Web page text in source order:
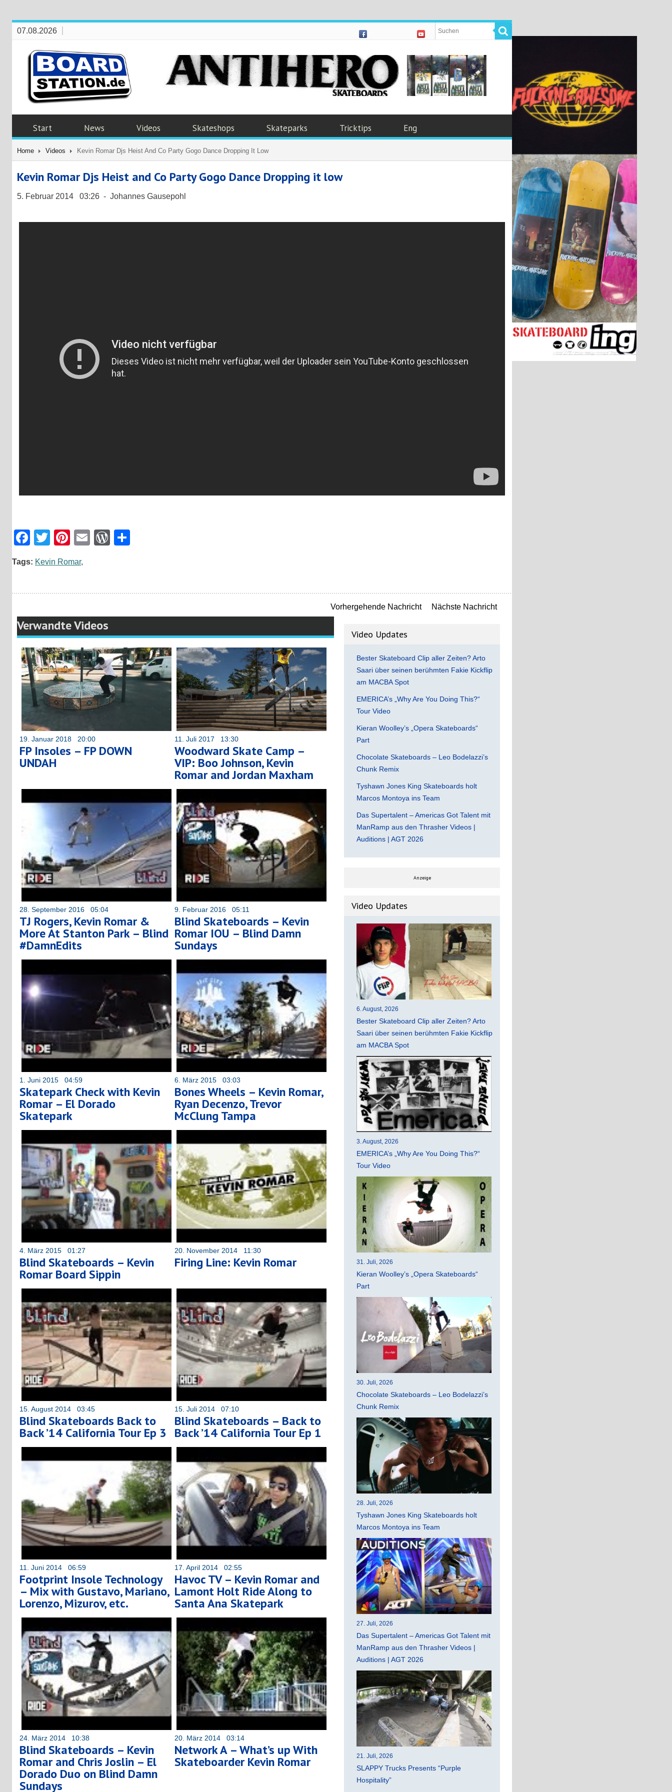
07.08.2026
Start News Videos Skateshops Skateparks Tricktips Eng
Home Videos Kevin Romar Djs Heist And Co Party Gogo Dance Dropping It Low
Kevin Romar Djs Heist and Co Party Gogo Dance Dropping it low
5. Februar 2014 03:26 - Johannes Gausepohl
Facebook
Twitter
Pinterest
EmailWordPress
Tags: Kevin Romar,
Vorhergehende Nachricht Nächste Nachricht
Verwandte Videos
19. Januar 2018 20:00
FP Insoles – FP DOWN
UNDAH
11. Juli 2017 13:30
Woodward Skate Camp –
VIP: Boo Johnson, Kevin
Romar and Jordan Maxham
28. September 2016 05:04
TJ Rogers, Kevin Romar &
More At Stanton Park – Blind
#DamnEdits
9. Februar 2016 05:11
Blind Skateboards – Kevin
Romar IOU – Blind Damn
Sundays
1. Juni 2015 04:59
Skatepark Check with Kevin
Romar – El Dorado
Skatepark
6. März 2015 03:03
Bones Wheels – Kevin Romar,
Ryan Decenzo, Trevor
McClung Tampa
4. März 2015 01:27
Blind Skateboards – Kevin
Romar Board Sippin
20. November 2014 11:30
Firing Line: Kevin Romar
15. August 2014 03:45
Blind Skateboards Back to
Back ’14 California Tour Ep 3
15. Juli 2014 07:10
Blind Skateboards – Back to
Back ’14 California Tour Ep 1
11. Juni 2014 06:59
Footprint Insole Technology
– Mix with Gustavo, Mariano,
Lorenzo, Mizurov, etc.
17. April 2014 02:55
Havoc TV – Kevin Romar and
Lamont Holt Ride Along to
Santa Ana Skatepark
24. März 2014 10:38
Blind Skateboards – Kevin
Romar and Chris Joslin – El
Dorado Duo on Blind Damn
Sundays
20. März 2014 03:14
Network A – What’s up With
Skateboarder Kevin Romar
Video Updates
Bester Skateboard Clip aller Zeiten? Arto
Saari über seinen berühmten Fakie Kickflip
am MACBA Spot
EMERICA’s „Why Are You Doing This?“
Tour Video
Kieran Woolley’s „Opera Skateboards“
Part
Chocolate Skateboards – Leo Bodelazzi’s
Chunk Remix
Tyshawn Jones King Skateboards holt
Marcos Montoya ins Team
Das Supertalent – Americas Got Talent mit
ManRamp aus den Thrasher Videos |
Auditions | AGT 2026
Anzeige
Video Updates
6. August, 2026
Bester Skateboard Clip aller Zeiten? Arto
Saari über seinen berühmten Fakie Kickflip
am MACBA Spot
3. August, 2026
EMERICA’s „Why Are You Doing This?“
Tour Video
31. Juli, 2026
Kieran Woolley’s „Opera Skateboards“
Part
30. Juli, 2026
Chocolate Skateboards – Leo Bodelazzi’s
Chunk Remix
28. Juli, 2026
Tyshawn Jones King Skateboards holt
Marcos Montoya ins Team
27. Juli, 2026
Das Supertalent – Americas Got Talent mit
ManRamp aus den Thrasher Videos |
Auditions | AGT 2026
21. Juli, 2026
SLAPPY Trucks Presents “Purple
Hospitality”